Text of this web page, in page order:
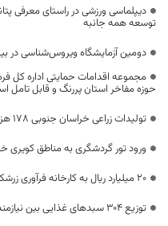
دیپلماسی ورزشی در راستای معرفی
توسعه همه جانبه
دومین آزمایشگاه ویروس‌شناسی در
مجموعه اقدامات حمایتی اداره کل
حوزه مفاخر استان پررنگ و قابل تامل
تولیدات زراعی خراسان جنوبی ۱۷۸ هزار تن افزایش یافت
ورود تور گردشگری به مناطق
20 میلیارد ریال به کارخانه فرآوری زرشک درمیان اختصاص یافت
توزیع 304 سبدهای غذایی بین نیازمندان توسط جمعیت هلال احمر